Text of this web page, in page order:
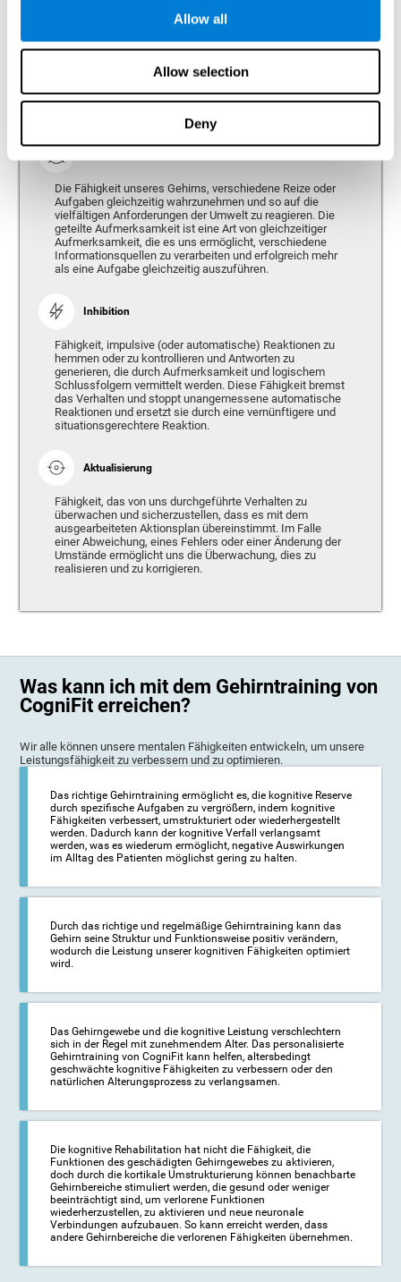
Allow all
Allow selection
Deny
Aufmerksamkeitsfokus auf einen objektiven Reiz zu
Diese Art der Aufmerksamkeit ermöglicht es uns, schnell
Die Fähigkeit unseres Gehirns, verschiedene Reize oder
Aufgaben gleichzeitig wahrzunehmen und so auf die
vielfältigen Anforderungen der Umwelt zu reagieren. Die
geteilte Aufmerksamkeit ist eine Art von gleichzeitiger
Aufmerksamkeit, die es uns ermöglicht, verschiedene
Informationsquellen zu verarbeiten und erfolgreich mehr
als eine Aufgabe gleichzeitig auszuführen.
Inhibition
Fähigkeit, impulsive (oder automatische) Reaktionen zu
hemmen oder zu kontrollieren und Antworten zu
generieren, die durch Aufmerksamkeit und logischem
Schlussfolgern vermittelt werden. Diese Fähigkeit bremst
das Verhalten und stoppt unangemessene automatische
Reaktionen und ersetzt sie durch eine vernünftigere und
situationsgerechtere Reaktion.
Aktualisierung
Fähigkeit, das von uns durchgeführte Verhalten zu
überwachen und sicherzustellen, dass es mit dem
ausgearbeiteten Aktionsplan übereinstimmt. Im Falle
einer Abweichung, eines Fehlers oder einer Änderung der
Umstände ermöglicht uns die Überwachung, dies zu
realisieren und zu korrigieren.
Was kann ich mit dem Gehirntraining von
CogniFit erreichen?
Wir alle können unsere mentalen Fähigkeiten entwickeln, um unsere
Leistungsfähigkeit zu verbessern und zu optimieren.
Das richtige Gehirntraining ermöglicht es, die kognitive Reserve
durch spezifische Aufgaben zu vergrößern, indem kognitive
Fähigkeiten verbessert, umstrukturiert oder wiederhergestellt
werden. Dadurch kann der kognitive Verfall verlangsamt
werden, was es wiederum ermöglicht, negative Auswirkungen
im Alltag des Patienten möglichst gering zu halten.
Durch das richtige und regelmäßige Gehirntraining kann das
Gehirn seine Struktur und Funktionsweise positiv verändern,
wodurch die Leistung unserer kognitiven Fähigkeiten optimiert
wird.
Das Gehirngewebe und die kognitive Leistung verschlechtern
sich in der Regel mit zunehmendem Alter. Das personalisierte
Gehirntraining von CogniFit kann helfen, altersbedingt
geschwächte kognitive Fähigkeiten zu verbessern oder den
natürlichen Alterungsprozess zu verlangsamen.
Die kognitive Rehabilitation hat nicht die Fähigkeit, die
Funktionen des geschädigten Gehirngewebes zu aktivieren,
doch durch die kortikale Umstrukturierung können benachbarte
Gehirnbereiche stimuliert werden, die gesund oder weniger
beeinträchtigt sind, um verlorene Funktionen
wiederherzustellen, zu aktivieren und neue neuronale
Verbindungen aufzubauen. So kann erreicht werden, dass
andere Gehirnbereiche die verlorenen Fähigkeiten übernehmen.